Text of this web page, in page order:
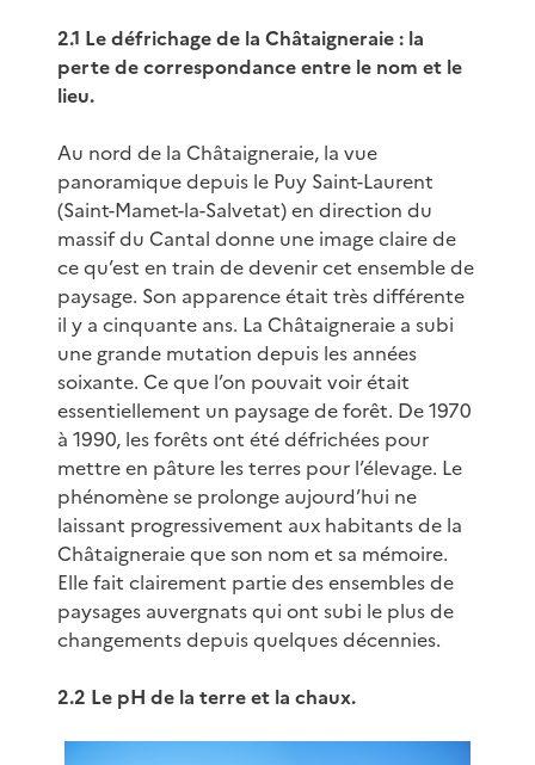
2.1 Le défrichage de la Châtaigneraie : la
perte de correspondance entre le nom et le
lieu.
Au nord de la Châtaigneraie, la vue
panoramique depuis le Puy Saint-Laurent
(Saint-Mamet-la-Salvetat) en direction du
massif du Cantal donne une image claire de
ce qu’est en train de devenir cet ensemble de
paysage. Son apparence était très différente
il y a cinquante ans. La Châtaigneraie a subi
une grande mutation depuis les années
soixante. Ce que l’on pouvait voir était
essentiellement un paysage de forêt. De 1970
à 1990, les forêts ont été défrichées pour
mettre en pâture les terres pour l’élevage. Le
phénomène se prolonge aujourd’hui ne
laissant progressivement aux habitants de la
Châtaigneraie que son nom et sa mémoire.
Elle fait clairement partie des ensembles de
paysages auvergnats qui ont subi le plus de
changements depuis quelques décennies.
2.2 Le pH de la terre et la chaux.